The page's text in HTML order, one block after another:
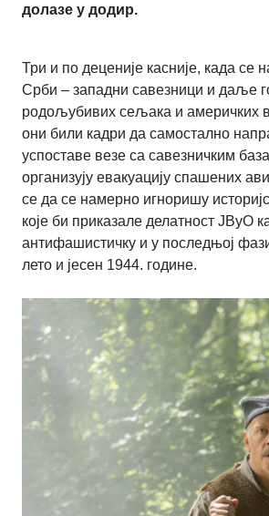
долазе у додир.
Три и по деценије касније, када се
Срби ‒ западни савезници и даље
родољубивих сељака и америчких
они били кадри да самостално
успоставе везе са савезничким
организују евакуацију спашених
се да се намерно игноришу
које би приказале делатност ЈВуО
антифашистичку и у последњој
лето и јесен 1944. године.